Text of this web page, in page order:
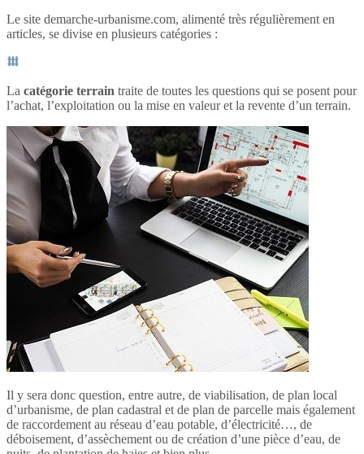
Le site demarche-urbanisme.com, alimenté très régulièrement en
articles, se divise en plusieurs catégories :
La catégorie terrain traite de toutes les questions qui se posent pour
l’achat, l’exploitation ou la mise en valeur et la revente d’un terrain.
Il y sera donc question, entre autre, de viabilisation, de plan local
d’urbanisme, de plan cadastral et de plan de parcelle mais également
de raccordement au réseau d’eau potable, d’électricité…, de
déboisement, d’assèchement ou de création d’une pièce d’eau, de